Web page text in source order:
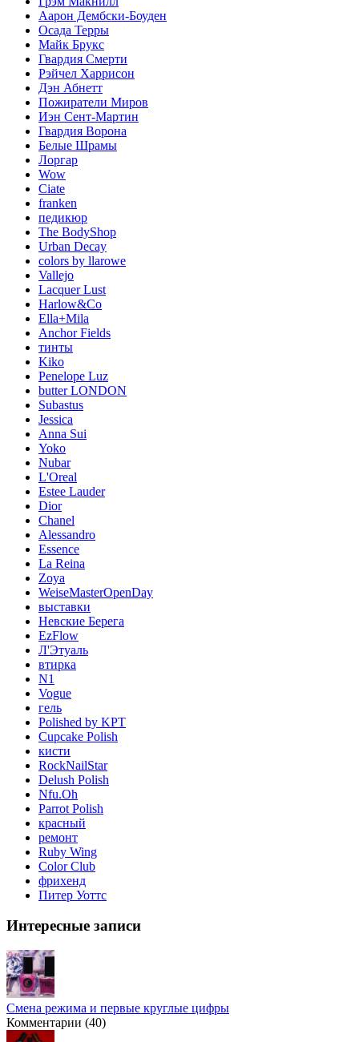
Аарон Дембски-Боуден
Осада Терры
Майк Брукс
Гвардия Смерти
Рэйчел Харрисон
Дэн Абнетт
Пожиратели Миров
Иэн Сент-Мартин
Гвардия Ворона
Белые Шрамы
Лоргар
Wow
Ciate
franken
педикюр
The BodyShop
Urban Decay
colors by llarowe
Vallejo
Lacquer Lust
Harlow&Co
Ella+Mila
Anchor Fields
тинты
Kiko
Penelope Luz
butter LONDON
Subastus
Jessica
Anna Sui
Yoko
Nubar
L'Oreal
Estee Lauder
Dior
Chanel
Alessandro
Essence
La Reina
Zoya
WeiseMasterOpenDay
выставки
Невские Берега
EzFlow
Л'Этуаль
втирка
N1
Vogue
гель
Polished by KPT
Cupcake Polish
кисти
RockNailStar
Delush Polish
Nfu.Oh
Parrot Polish
красный
ремонт
Ruby Wing
Color Club
фрихенд
Питер Уоттс
Интересные записи
Смена режима и первые круглые цифры
Комментарии (40)